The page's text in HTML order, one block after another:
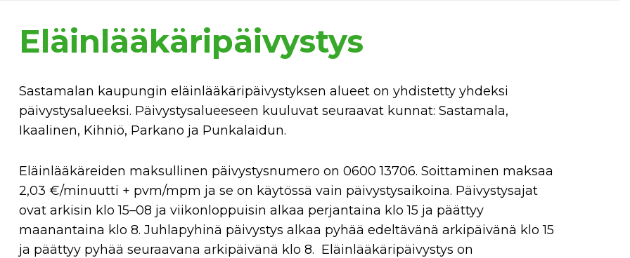
Eläinlääkäripäivystys
Sastamalan kaupungin eläinlääkäripäivystyksen alueet on yhdistetty yhdeksi
päivystysalueeksi. Päivystysalueeseen kuuluvat seuraavat kunnat: Sastamala,
Ikaalinen, Kihniö, Parkano ja Punkalaidun.
Eläinlääkäreiden maksullinen päivystysnumero on 0600 13706. Soittaminen maksaa
2,03 €/minuutti + pvm/mpm ja se on käytössä vain päivystysaikoina. Päivystysajat
ovat arkisin klo 15–08 ja viikonloppuisin alkaa perjantaina klo 15 ja päättyy
maanantaina klo 8. Juhlapyhinä päivystys alkaa pyhää edeltävänä arkipäivänä klo 15
ja päättyy pyhää seuraavana arkipäivänä klo 8. Eläinlääkäripäivystys on